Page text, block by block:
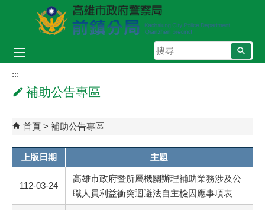
跳到主要內容區塊
搜
尋
:::
補助公告專區
首頁 補助公告專區
上版日期 主題
112-03-24
高雄市政府暨所屬機關辦理補助業務涉及公
職人員利益衝突迴避法自主檢因應事項表